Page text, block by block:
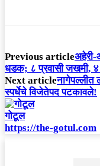
Previous articleअहेरी-
धडक; ८ प्रवासी जखमी, ४
Next articleनागेपल्लीत
स्पर्धेचे विजेतेपद पटकावले!
गोटूल
https://the-gotul.com